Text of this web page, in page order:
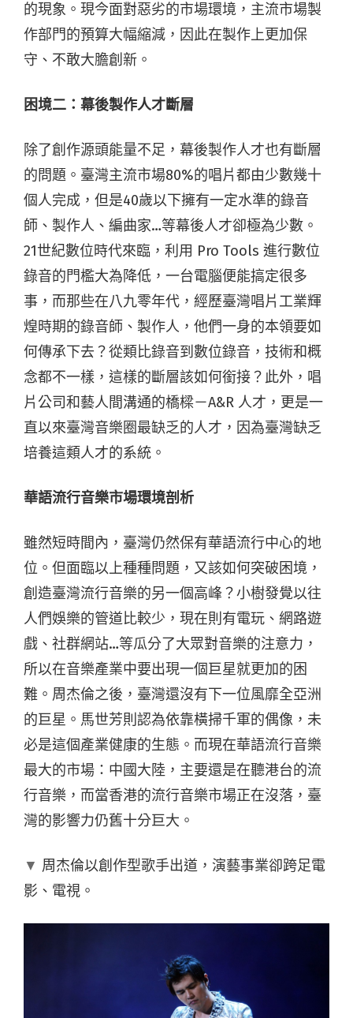
的現象。現今面對惡劣的市場環境，主流市場製
作部門的預算大幅縮減，因此在製作上更加保
守、不敢大膽創新。
困境二：幕後製作人才斷層
除了創作源頭能量不足，幕後製作人才也有斷層
的問題。臺灣主流市場80%的唱片都由少數幾十
個人完成，但是40歲以下擁有一定水準的錄音
師、製作人、編曲家…等幕後人才卻極為少數。
21世紀數位時代來臨，利用 Pro Tools 進行數位
錄音的門檻大為降低，一台電腦便能搞定很多
事，而那些在八九零年代，經歷臺灣唱片工業輝
煌時期的錄音師、製作人，他們一身的本領要如
何傳承下去？從類比錄音到數位錄音，技術和概
念都不一樣，這樣的斷層該如何銜接？此外，唱
片公司和藝人間溝通的橋樑－A&R 人才，更是一
直以來臺灣音樂圈最缺乏的人才，因為臺灣缺乏
培養這類人才的系統。
華語流行音樂市場環境剖析
雖然短時間內，臺灣仍然保有華語流行中心的地
位。但面臨以上種種問題，又該如何突破困境，
創造臺灣流行音樂的另一個高峰？小樹發覺以往
人們娛樂的管道比較少，現在則有電玩、網路遊
戲、社群網站…等瓜分了大眾對音樂的注意力，
所以在音樂產業中要出現一個巨星就更加的困
難。周杰倫之後，臺灣還沒有下一位風靡全亞洲
的巨星。馬世芳則認為依靠橫掃千軍的偶像，未
必是這個產業健康的生態。而現在華語流行音樂
最大的市場：中國大陸，主要還是在聽港台的流
行音樂，而當香港的流行音樂市場正在沒落，臺
灣的影響力仍舊十分巨大。
▼ 周杰倫以創作型歌手出道，演藝事業卻跨足電
影、電視。